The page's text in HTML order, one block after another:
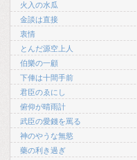
火入の水瓜
金談は直接
衷情
とんだ源空上人
伯樂の一顧
下俥は十間手前
君臣のゑにし
俯仰が晴雨計
武臣の愛錢を罵る
神のやうな無慾
藥の利き過ぎ